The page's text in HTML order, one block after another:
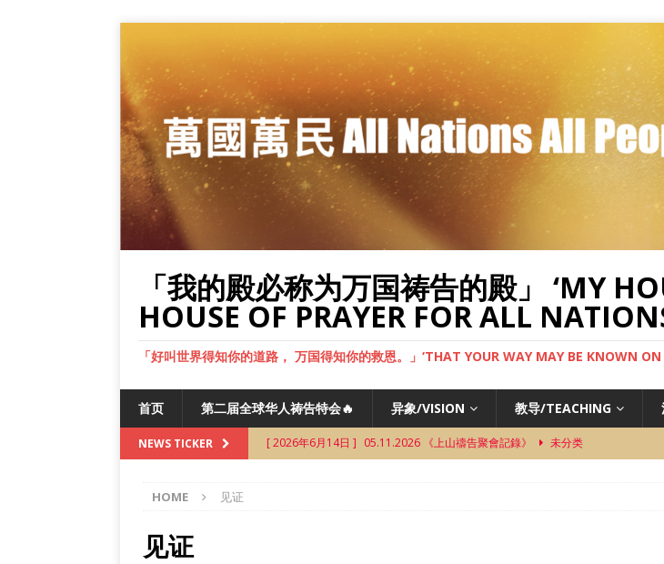
「我的殿必称为万国祷告的殿」 ‘MY
HOUSE OF PRAYER FOR ALL
「好叫世界得知你的道路， 万国得知你的救恩。」‘THAT YOUR WAY MAY BE KNOWN
首页 第二届全球华人祷告特会🔥 异象/VISION 教导/TEACHING
NEWS TICKER [ 2026年6月14日 ] 05.11.2026 《上山禱告聚會記錄》
未分类
HOME 见证
见证